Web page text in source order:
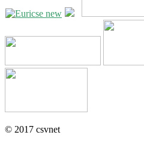
© 2017 csvnet